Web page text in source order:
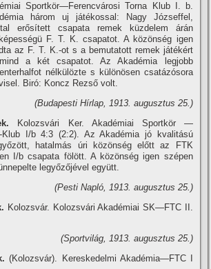
Sportkör—Ferencvárosi Torna Klub I. b.
három uj játékossal: Nagy Józseffel,
erősí­tett csapata remek küzdelem árán
F. T. K. csapatot. A közönség igen
az F. T. K.-ot s a bemutatott remek játékért
a két csapatot. Az Akadémia legjobb
nélkülözte s különösen csatázósora
Biró: Koncz Rezső volt.
(Budapesti Hí­rlap, 1913. augusztus 25.)
Kolozsvári Ker. Akadémiai Sportkör —
Klub I/b 4:3 (2:2). Az Akadémia jó kvalitású
hatalmás úri közönség előtt az FTK
I/b csapata fölött. A közönség igen szépen
legyőzőjével együtt.
(Pesti Napló, 1913. augusztus 25.)
Kolozsvár. Kolozsvári Akadémiai SK—FTC II.
(Sportvilág, 1913. augusztus 25.)
(Kolozsvár). Kereskedelmi Akadémia—FTC I